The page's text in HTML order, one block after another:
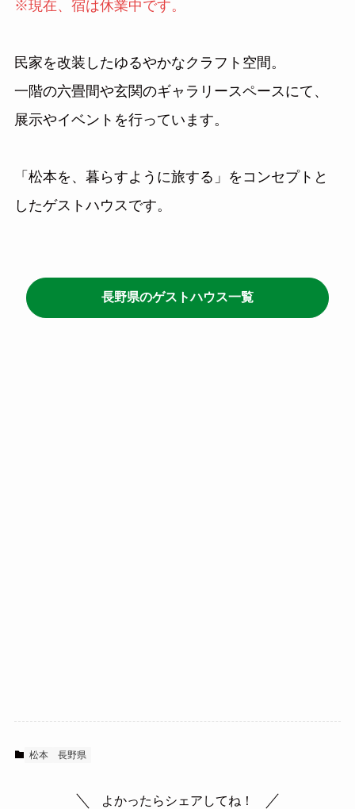
※現在、宿は休業中です。
民家を改装したゆるやかなクラフト空間。
一階の六畳間や玄関のギャラリースペースにて、
展示やイベントを行っています。
「松本を、暮らすように旅する」をコンセプトと
したゲストハウスです。
長野県のゲストハウス一覧
松本 長野県
よかったらシェアしてね！